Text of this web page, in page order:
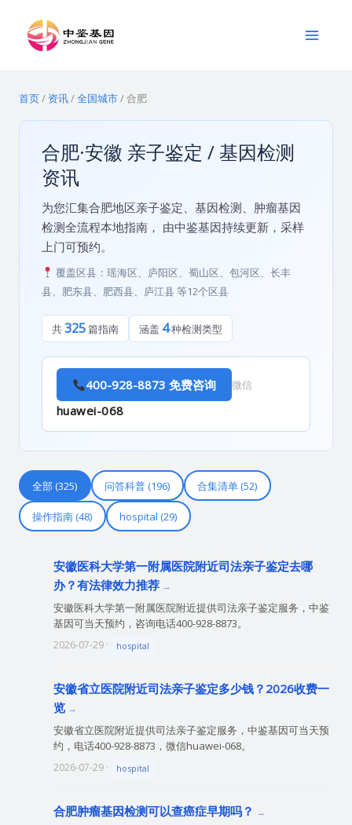
Menu
首页/ 资讯/全国城市/合肥
合肥·安徽 亲子鉴定 / 基因检测
资讯
为您汇集合肥地区亲子鉴定、基因检测、肿瘤基因
检测全流程本地指南， 由中鉴基因持续更新，采样
上门可预约。
覆盖区县：瑶海区、庐阳区、蜀山区、包河区、长丰
县、肥东县、肥西县、庐江县 等12个区县
共325篇指南 涵盖 4种检测类型
400-928-8873 免费咨询 微信
huawei-068
全部 (325) 问答科普 (196) 合集清单 (52)
操作指南 (48) hospital (29)
安徽医科大学第一附属医院附近司法亲子鉴定去哪
办？有法律效力推荐
安徽医科大学第一附属医院附近提供司法亲子鉴定服务，中鉴
基因可当天预约，咨询电话400-928-8873。
2026-07-29 · hospital
安徽省立医院附近司法亲子鉴定多少钱？2026收费一
览
安徽省立医院附近提供司法亲子鉴定服务，中鉴基因可当天预
约，电话400-928-8873，微信huawei-068。
2026-07-29 · hospital
合肥肿瘤基因检测可以查癌症早期吗？